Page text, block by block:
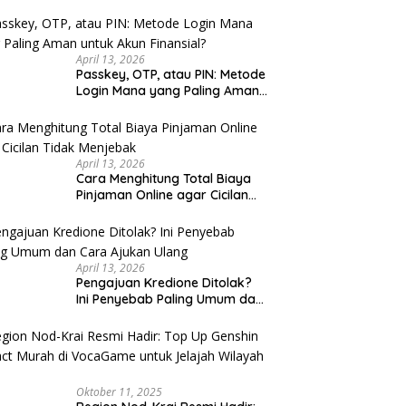
April 13, 2026
Passkey, OTP, atau PIN: Metode
Login Mana yang Paling Aman
April 13, 2026
Cara Menghitung Total Biaya
Pinjaman Online agar Cicilan
April 13, 2026
Pengajuan Kredione Ditolak?
Ini Penyebab Paling Umum dan
Oktober 11, 2025